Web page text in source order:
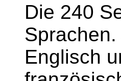
Die 240
Englisch